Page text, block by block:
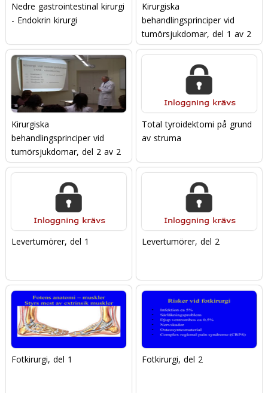
Nedre gastrointestinal kirurgi
- Endokrin kirurgi
Kirurgiska
behandlingsprinciper vid
tumörsjukdomar, del 1 av 2
Kirurgiska
behandlingsprinciper vid
tumörsjukdomar, del 2 av 2
Total tyroidektomi på grund
av struma
Levertumörer, del 1 Levertumörer, del 2
Fotkirurgi, del 1 Fotkirurgi, del 2